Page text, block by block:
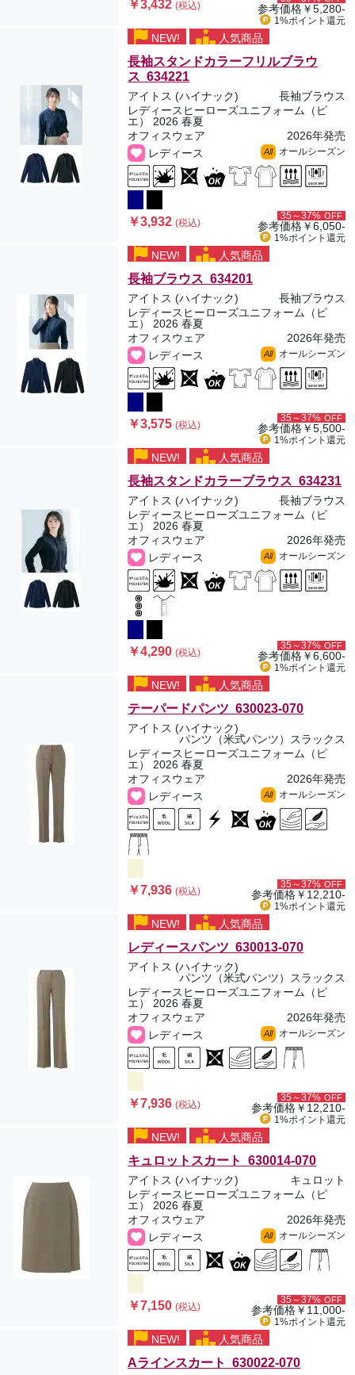
￥3,432(税込) 参考価格￥5,280-
1%ポイント 還元
NEW! 人気商品
長袖スタンドカラーフリルブラウ
ス 634221
アイトス (ハイナック)
長袖ブラウス
レディースヒーローズユニフォーム（ピ
エ） 2026 春夏
オフィスウェア
2026年発売
レディース
All オールシーズン
￥3,932(税込)
35～37% OFF
参考価格￥6,050-
1%ポイント 還元
NEW! 人気商品
長袖ブラウス 634201
アイトス (ハイナック)
長袖ブラウス
レディースヒーローズユニフォーム（ピ
エ） 2026 春夏
オフィスウェア
2026年発売
レディース
All オールシーズン
￥3,575(税込)
35～37% OFF
参考価格￥5,500-
1%ポイント 還元
NEW! 人気商品
長袖スタンドカラーブラウス 634231
アイトス (ハイナック)
長袖ブラウス
レディースヒーローズユニフォーム（ピ
エ） 2026 春夏
オフィスウェア
2026年発売
レディース
All オールシーズン
￥4,290(税込)
35～37% OFF
参考価格￥6,600-
1%ポイント 還元
NEW! 人気商品
テーパードパンツ 630023-070
アイトス (ハイナック)
パンツ（米式パンツ）スラックス
レディースヒーローズユニフォーム（ピ
エ） 2026 春夏
オフィスウェア
2026年発売
レディース
All オールシーズン
￥7,936(税込)
35～37% OFF
参考価格￥12,210-
1%ポイント 還元
NEW! 人気商品
レディースパンツ 630013-070
アイトス (ハイナック)
パンツ（米式パンツ）スラックス
レディースヒーローズユニフォーム（ピ
エ） 2026 春夏
オフィスウェア
2026年発売
レディース
All オールシーズン
￥7,936(税込)
35～37% OFF
参考価格￥12,210-
1%ポイント 還元
NEW! 人気商品
キュロットスカート 630014-070
アイトス (ハイナック)
キュロット
レディースヒーローズユニフォーム（ピ
エ） 2026 春夏
オフィスウェア
2026年発売
レディース
All オールシーズン
￥7,150(税込)
35～37% OFF
参考価格￥11,000-
1%ポイント 還元
NEW! 人気商品
Aラインスカート 630022-070